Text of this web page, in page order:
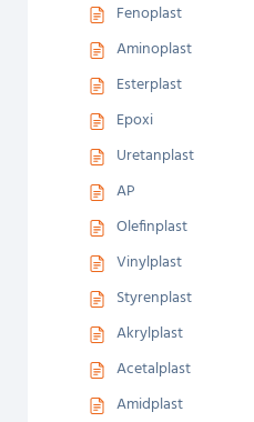
Fenoplast
Aminoplast
Esterplast
Epoxi
Uretanplast
AP
Olefinplast
Vinylplast
Styrenplast
Akrylplast
Acetalplast
Amidplast